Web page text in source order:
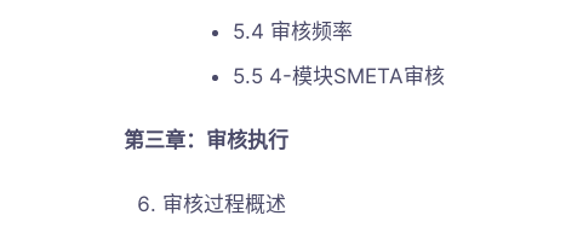
5.4 审核频率
5.5 4-模块SMETA审核
第三章：审核执行
审核过程概述